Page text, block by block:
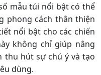
mẫu túi nổi bật có thể
phong cách thân thiện
nổi bật cho các chiến
không chỉ giúp nâng
thu hút sự chú ý và tạo
dùng.